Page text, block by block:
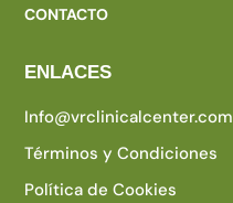
CONTACTO
ENLACES
Info@vrclinicalcenter.com
Términos y Condiciones
Política de Cookies